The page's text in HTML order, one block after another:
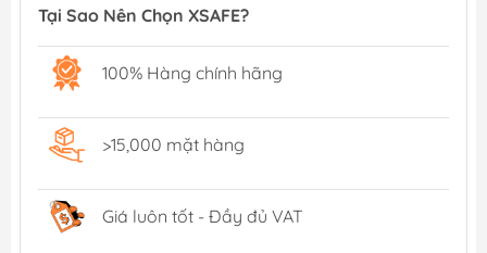
Tại Sao Nên Chọn XSAFE?
100% Hàng chính hãng
>15,000 mặt hàng
Giá luôn tốt - Đầy đủ VAT